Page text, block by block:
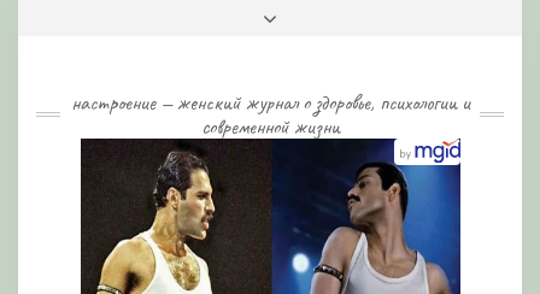
настроение — женский журнал о здоровье, психологии и
современной жизни